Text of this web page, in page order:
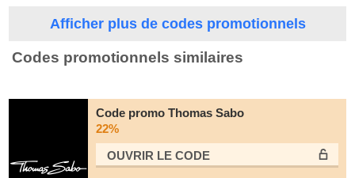
Afficher plus de codes promotionnels
Codes promotionnels similaires
Code promo Thomas Sabo
22%
OUVRIR LE СODE